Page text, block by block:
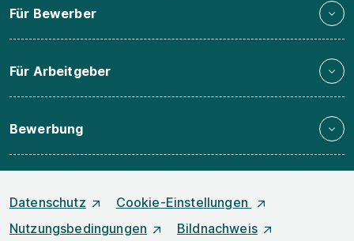
Für Bewerber
Für Arbeitgeber
Bewerbung
Datenschutz
Cookie-Einstellungen
Nutzungsbedingungen
Bildnachweis